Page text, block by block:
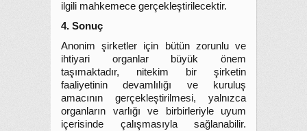
ilgili mahkemece gerçekleştirilecektir.
4. Sonuç
Anonim şirketler için bütün zorunlu ve
ihtiyari organlar büyük önem
taşımaktadır, nitekim bir şirketin
faaliyetinin devamlılığı ve kuruluş
amacının gerçekleştirilmesi, yalnızca
organların varlığı ve birbirleriyle uyum
içerisinde çalışmasıyla sağlanabilir.